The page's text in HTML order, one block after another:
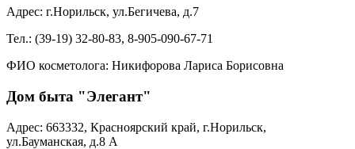
Адрес: г.Норильск, ул.Бегичева, д.7
Тел.: (39-19) 32-80-83, 8-905-090-67-71
ФИО косметолога: Никифорова Лариса Борисовна
Дом быта "Элегант"
Адрес: 663332, Красноярский край, г.Норильск,
ул.Бауманская, д.8 А